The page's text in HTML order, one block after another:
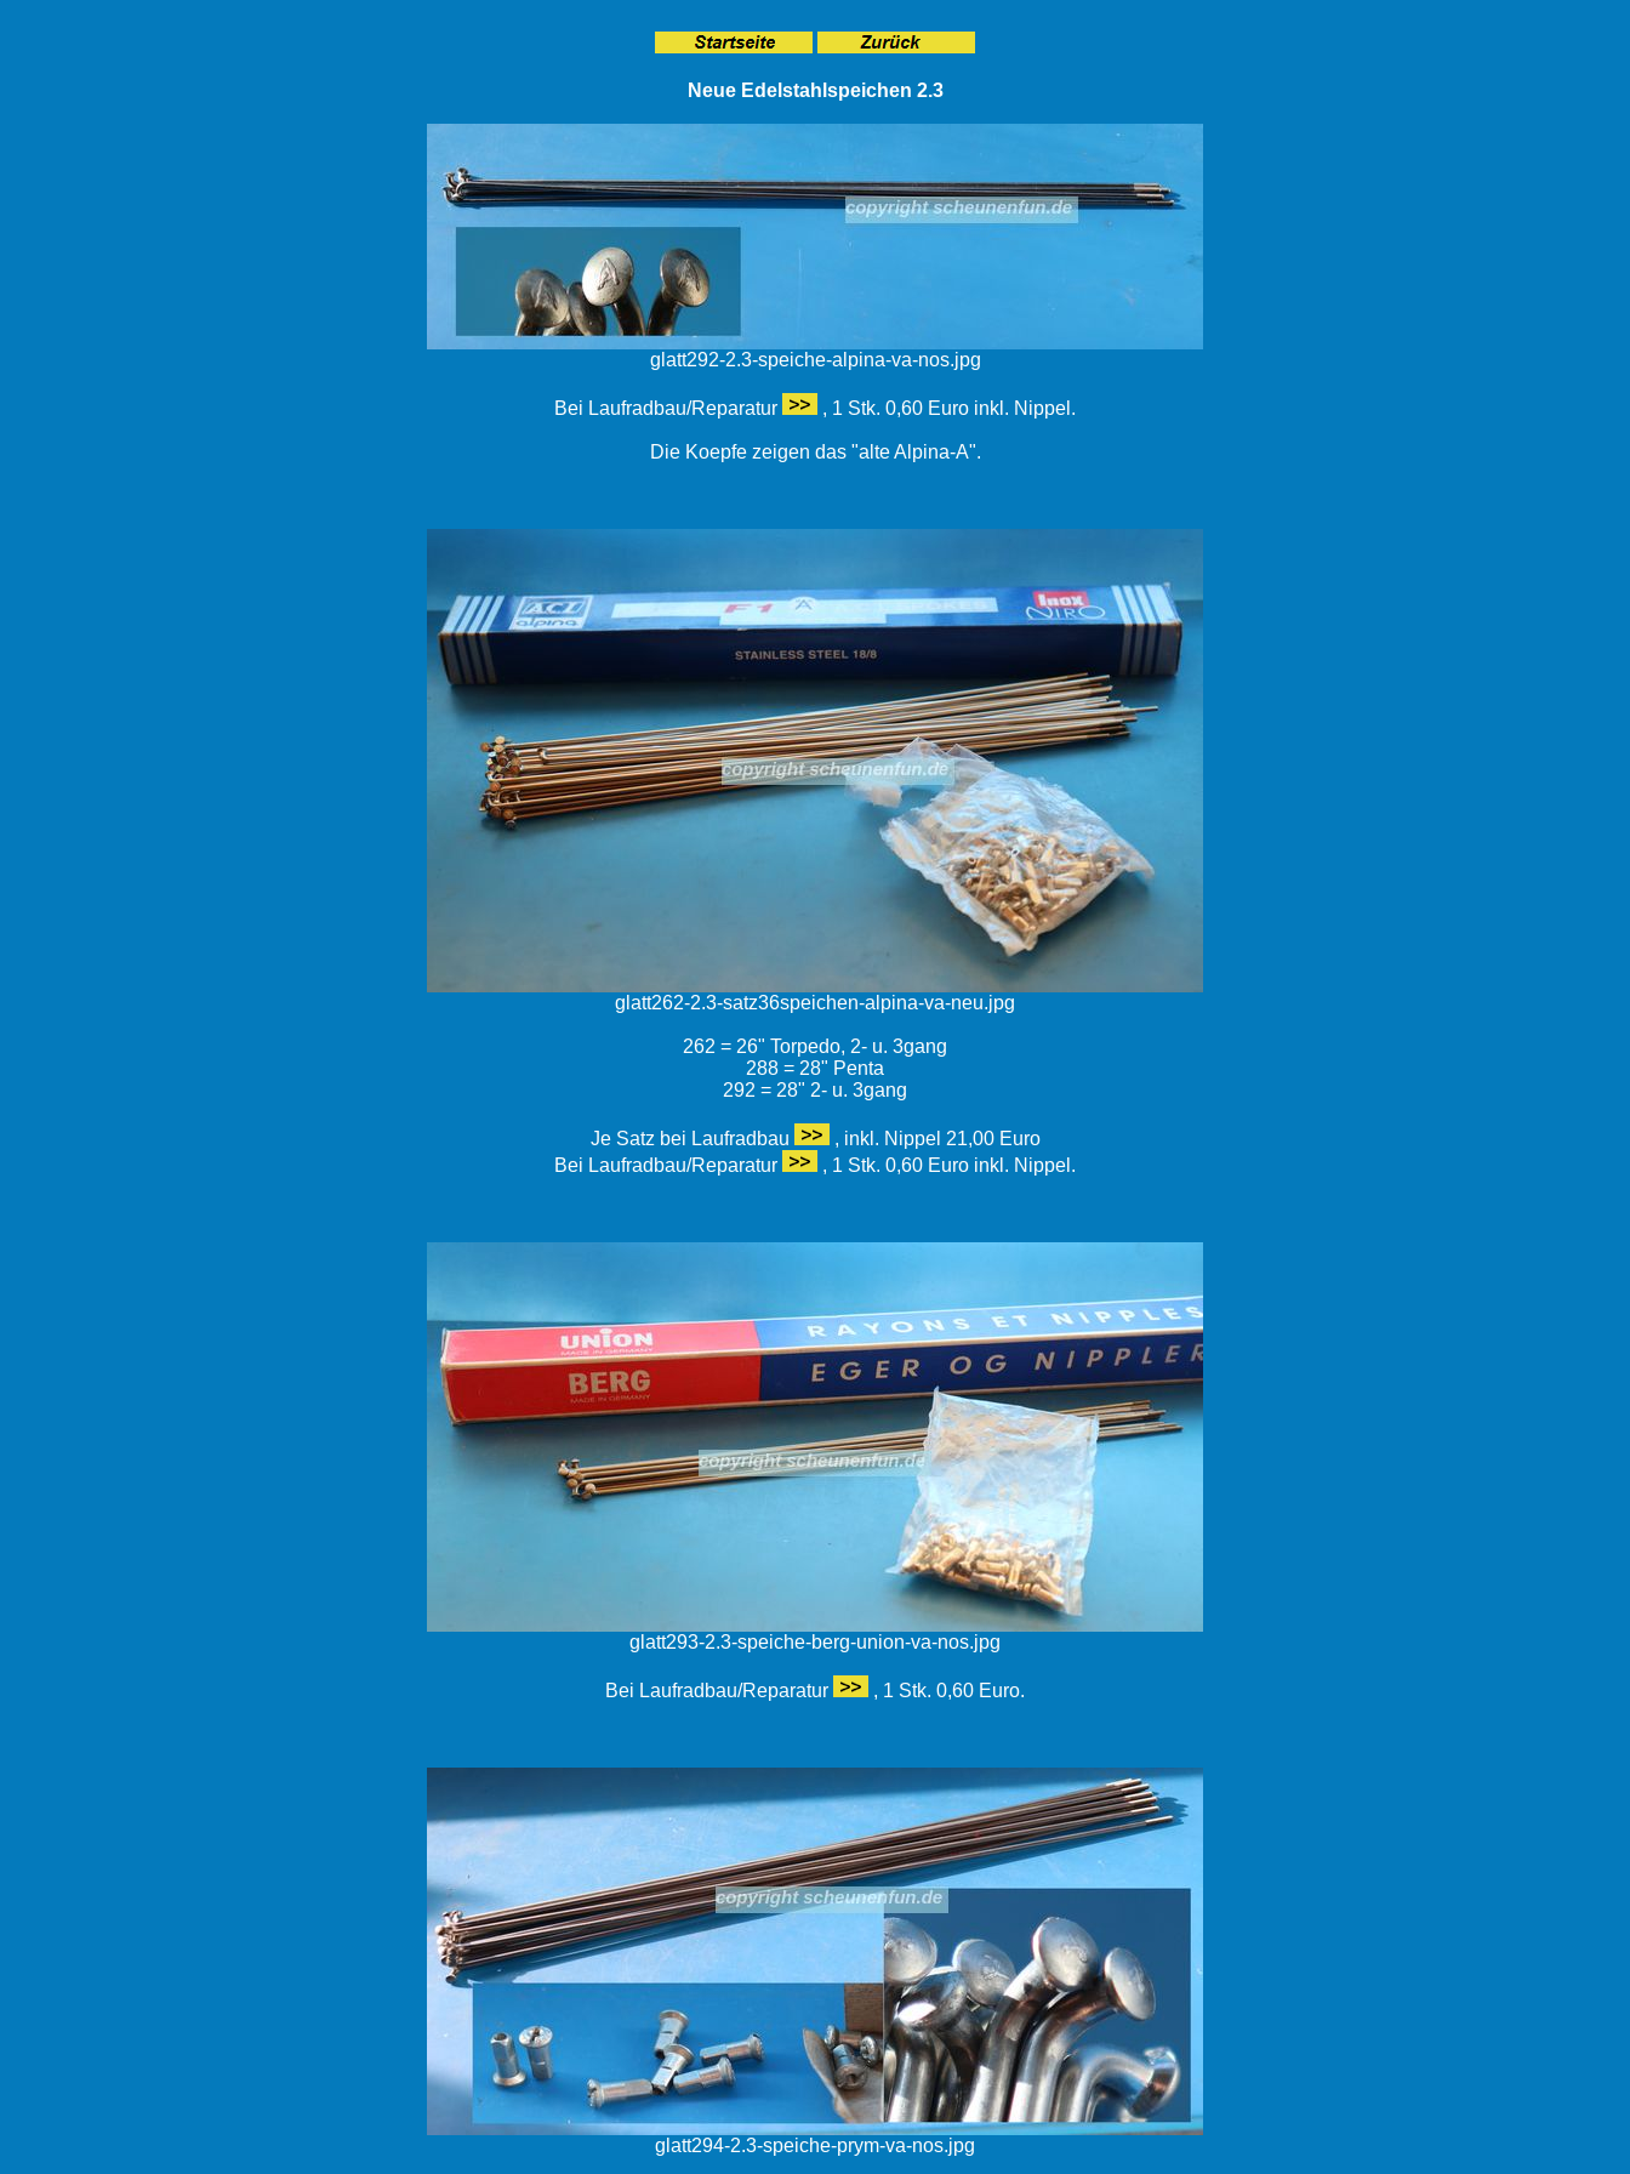
Neue Edelstahlspeichen 2.3
glatt292-2.3-speiche-alpina-va-nos.jpg
Bei Laufradbau/Reparatur , 1 Stk. 0,60 Euro inkl. Nippel.
Die Koepfe zeigen das "alte Alpina-A".
glatt262-2.3-satz36speichen-alpina-va-neu.jpg
262 = 26" Torpedo, 2- u. 3gang
288 = 28" Penta
292 = 28" 2- u. 3gang
Je Satz bei Laufradbau
, inkl. Nippel 21,00 Euro
Bei Laufradbau/Reparatur
, 1 Stk. 0,60 Euro inkl. Nippel.
glatt293-2.3-speiche-berg-union-va-nos.jpg
Bei Laufradbau/Reparatur , 1 Stk. 0,60 Euro.
glatt294-2.3-speiche-prym-va-nos.jpg